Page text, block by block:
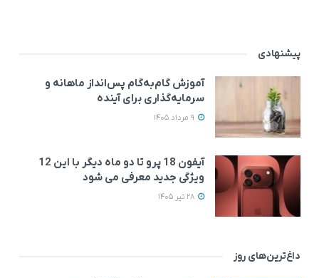
پیشنهادی
آموزش گام‌به‌گام پس‌انداز ماهانه و
سرمایه‌گذاری برای آینده
آیفون 18 پرو تا دو ماه دیگر با این 12
ویژگی جدید معرفی می‌ شود
داغ‌ترین‌های روز